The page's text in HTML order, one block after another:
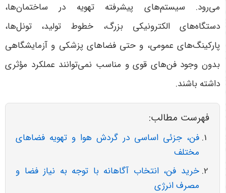
می‌رود. سیستم‌های پیشرفته تهویه در ساختمان‌ها،
دستگاه‌های الکترونیکی بزرگ، خطوط تولید، تونل‌ها،
پارکینگ‌های عمومی، و حتی فضاهای پزشکی و آزمایشگاهی
بدون وجود فن‌های قوی و مناسب نمی‌توانند عملکرد مؤثری
داشته باشند.
فهرست مطالب:
فن، جزئی اساسی در گردش هوا و تهویه فضاهای
مختلف
خرید فن، انتخاب آگاهانه با توجه به نیاز فضا و
مصرف انرژی